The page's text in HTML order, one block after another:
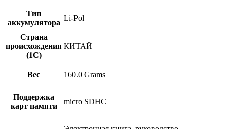
Тип
аккумулятора
Li-Pol
Страна
происхождения
(1С)
КИТАЙ
Вес 160.0 Grams
Поддержка
карт памяти
micro SDHC